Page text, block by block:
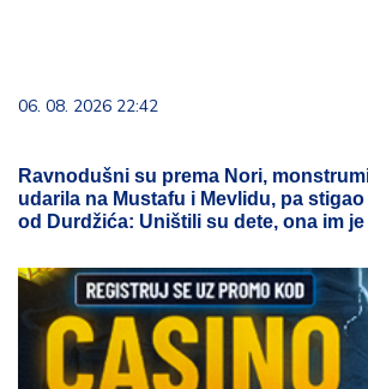
06. 08. 2026 22:42
Ravnodušni su prema Nori,
udarila na Mustafu i Mevlidu, pa
od Durdžića: Uništili su dete, ona im